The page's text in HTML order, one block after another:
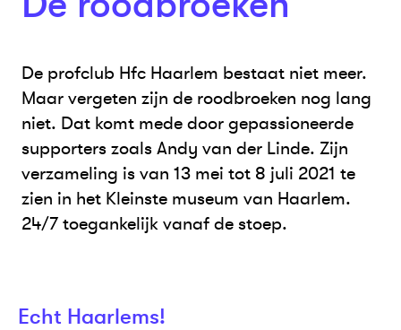
De profclub Hfc Haarlem bestaat niet meer.
Maar vergeten zijn de roodbroeken nog lang
niet. Dat komt mede door gepassioneerde
supporters zoals Andy van der Linde. Zijn
verzameling is van 13 mei tot 8 juli 2021 te
zien in het Kleinste museum van Haarlem.
24/7 toegankelijk vanaf de stoep.
Echt Haarlems!